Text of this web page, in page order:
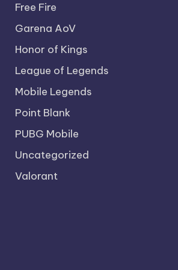
Free Fire
Garena AoV
Honor of Kings
League of Legends
Mobile Legends
Point Blank
PUBG Mobile
Uncategorized
Valorant